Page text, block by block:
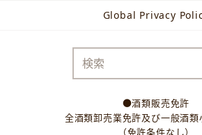
Global Privacy
●酒類販売免許
全酒類卸売業免許及び一般酒類
（免許条件なし）